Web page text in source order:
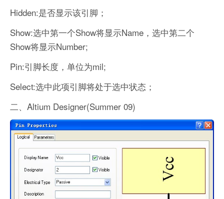
Hidden:是否显示该引脚；
Show:选中第一个Show将显示Name，选中第二个
Show将显示Number;
Pin:引脚长度，单位为mil;
Select:选中此项引脚将处于选中状态；
二、Altium Designer(Summer 09)